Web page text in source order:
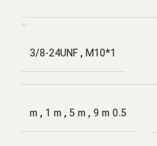
3/8-24UNF,M10*1
0.5 m
, 1 m,5 m,9 m